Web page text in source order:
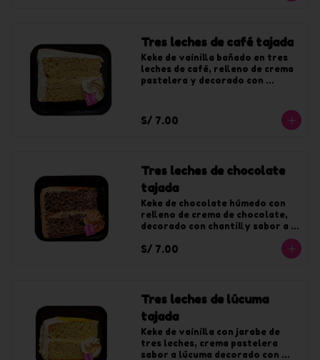
Tres leches de café tajada
Keke de vainilla bañado en tres
leches de café, relleno de crema
pastelera y decorado con
S/ 7.00
Tres leches de chocolate
tajada
Keke de chocolate húmedo con
relleno de crema de chocolate,
decorado con chantilly sabor a
S/ 7.00
Tres leches de lúcuma
tajada
Keke de vainilla con jarabe de
tres leches, crema pastelera
sabor a lúcuma decorado con